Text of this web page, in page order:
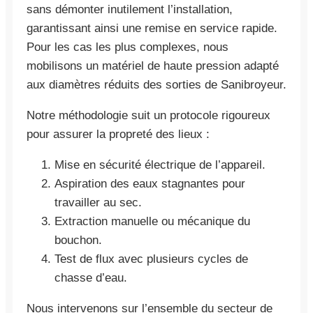
sans démonter inutilement l’installation,
garantissant ainsi une remise en service rapide.
Pour les cas les plus complexes, nous
mobilisons un matériel de haute pression adapté
aux diamètres réduits des sorties de Sanibroyeur.
Notre méthodologie suit un protocole rigoureux
pour assurer la propreté des lieux :
Mise en sécurité électrique de l’appareil.
Aspiration des eaux stagnantes pour
travailler au sec.
Extraction manuelle ou mécanique du
bouchon.
Test de flux avec plusieurs cycles de
chasse d’eau.
Nous intervenons sur l’ensemble du secteur de